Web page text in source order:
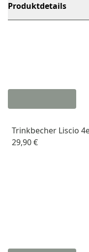
Produktdetails
Trinkbecher Liscio
29,90 €